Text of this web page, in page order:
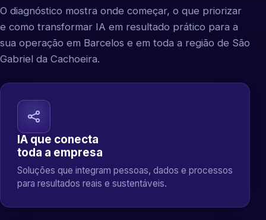
O diagnóstico mostra onde começar, o que priorizar
e como transformar IA em resultado prático para a
sua operação em Barcelos e em toda a região de São
Gabriel da Cachoeira.
IA que conecta
toda a empresa
Soluções que integram pessoas, dados e processos
para resultados reais e sustentáveis.